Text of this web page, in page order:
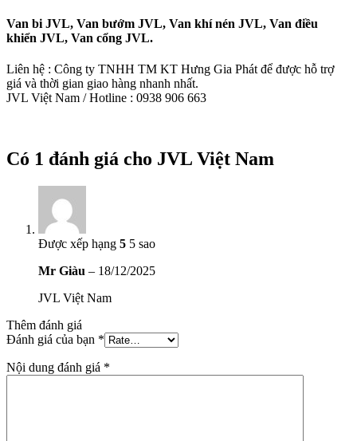
Van bi JVL, Van bướm JVL, Van khí nén JVL, Van điều
khiển JVL, Van cổng JVL.
Liên hệ : Công ty TNHH TM KT Hưng Gia Phát để được hỗ trợ
giá và thời gian giao hàng nhanh nhất.
JVL Việt Nam / Hotline : 0938 906 663
Có 1 đánh giá cho JVL Việt Nam
Được xếp hạng 5 5 sao
Mr Giàu – 18/12/2025
JVL Việt Nam
Thêm đánh giá
Đánh giá của bạn *
Nội dung đánh giá *